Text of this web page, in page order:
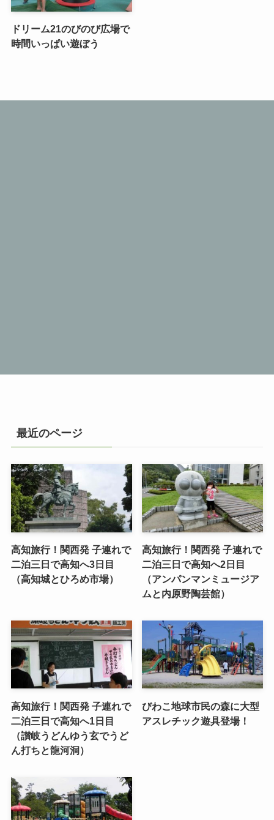
ドリーム21のびのび広場で
時間いっぱい遊ぼう
最近のページ
高知旅行！関西発 子連れで
二泊三日で高知へ3日目
（高知城とひろめ市場）
高知旅行！関西発 子連れで
二泊三日で高知へ2日目
（アンパンマンミュージア
ムと内原野陶芸館）
高知旅行！関西発 子連れで
二泊三日で高知へ1日目
（讃岐うどんゆう玄でうど
ん打ちと龍河洞）
びわこ地球市民の森に大型
アスレチック遊具登場！